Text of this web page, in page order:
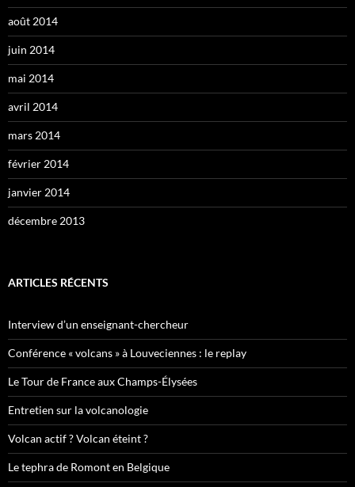
août 2014
juin 2014
mai 2014
avril 2014
mars 2014
février 2014
janvier 2014
décembre 2013
ARTICLES RÉCENTS
Interview d’un enseignant-chercheur
Conférence « volcans » à Louveciennes : le replay
Le Tour de France aux Champs-Élysées
Entretien sur la volcanologie
Volcan actif ? Volcan éteint ?
Le tephra de Romont en Belgique